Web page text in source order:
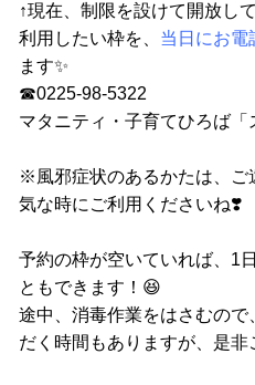
↑現在、制限を設けて開放し
利用したい枠を、 当日にお電
ます✨
☎︎0225-98-5322
マタニティ・子育てひろば「
※風邪症状のあるかたは、ご
気な時にご利用くださいね❣️
予約の枠が空いていれば、1
ともできます！😆
途中、消毒作業をはさむの
だく時間もありますが、是非